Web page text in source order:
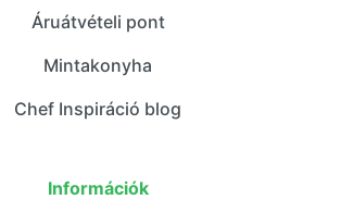
Áruátvételi pont
Mintakonyha
Chef Inspiráció blog
Információk